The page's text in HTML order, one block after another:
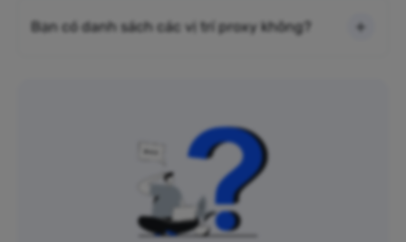
Bạn có danh sách các vị trí proxy không?